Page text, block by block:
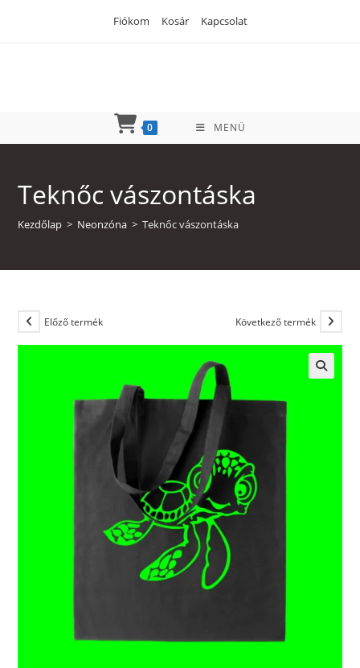
Fiókom Kosár Kapcsolat
0 MENÜ
Teknőc vászontáska
Kezdőlap > Neonzóna > Teknőc vászontáska
Előző termék Következő termék